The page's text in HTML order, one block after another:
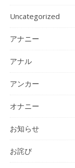
Uncategorized
アナニー
アナル
アンカー
オナニー
お知らせ
お詫び